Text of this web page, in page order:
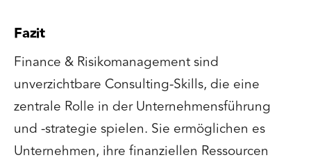
Fazit
Finance & Risikomanagement sind
unverzichtbare Consulting-Skills, die eine
zentrale Rolle in der Unternehmensführung
und -strategie spielen. Sie ermöglichen es
Unternehmen, ihre finanziellen Ressourcen